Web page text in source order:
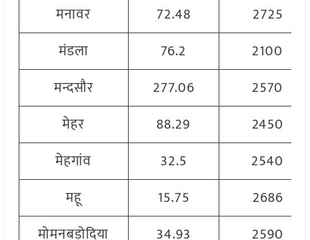
मनावर
72.48
2725
मंडला
76.2
2100
मन्दसौर
277.06
2570
मेहर
88.29
2450
मेहगांव
32.5
2540
महू
15.75
2686
मोमनबड़ोदिया
34.93
2590